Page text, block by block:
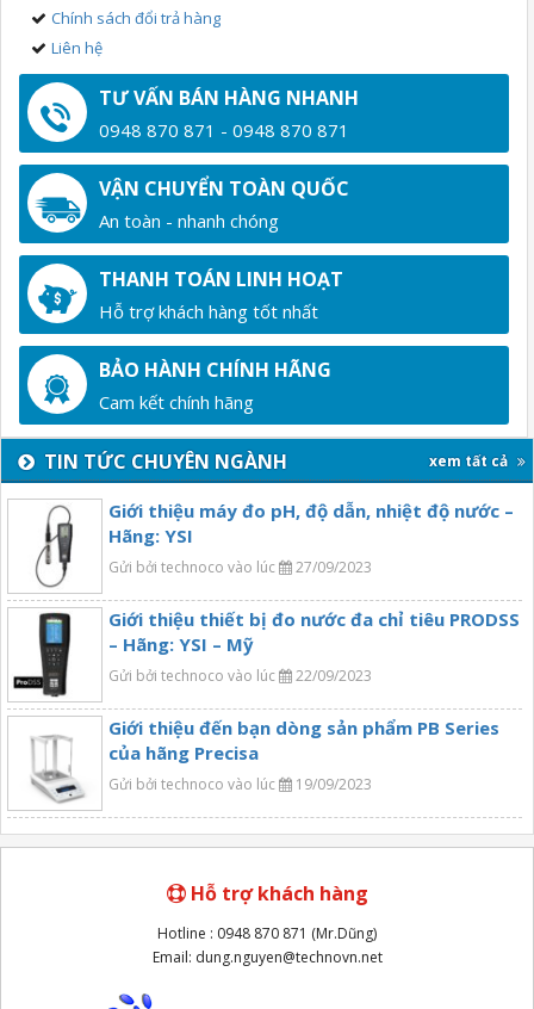
Chính sách đổi trả hàng
Liên hệ
TƯ VẤN BÁN HÀNG NHANH
0948 870 871 - 0948 870 871
VẬN CHUYỂN TOÀN QUỐC
An toàn - nhanh chóng
THANH TOÁN LINH HOẠT
Hỗ trợ khách hàng tốt nhất
BẢO HÀNH CHÍNH HÃNG
Cam kết chính hãng
TIN TỨC CHUYÊN NGÀNH xem tất cả
Giới thiệu máy đo pH, độ dẫn, nhiệt độ nước –
Hãng: YSI
Gửi bởi technoco vào lúc 27/09/2023
Giới thiệu thiết bị đo nước đa chỉ tiêu PRODSS
– Hãng: YSI – Mỹ
Gửi bởi technoco vào lúc 22/09/2023
Giới thiệu đến bạn dòng sản phẩm PB Series
của hãng Precisa
Gửi bởi technoco vào lúc 19/09/2023
Hỗ trợ khách hàng
Hotline : 0948 870 871 (Mr.Dũng)
Email: dung.nguyen@technovn.net